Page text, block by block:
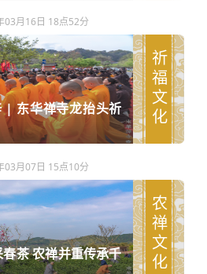
03月16日 18点52分
| 东华禅寺龙抬头祈
祈福文化
03月07日 15点10分
茶 农禅并重传承千
农禅文化